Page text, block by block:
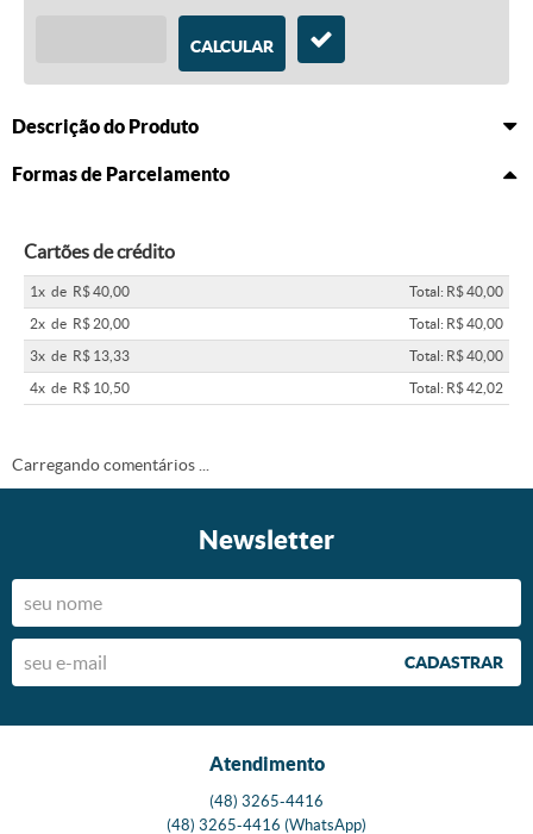
CALCULAR
Descrição do Produto
Formas de Parcelamento
Cartões de crédito
1x de R$ 40,00 Total: R$ 40,00
2x de R$ 20,00 Total: R$ 40,00
3x de R$ 13,33 Total: R$ 40,00
4x de R$ 10,50 Total: R$ 42,02
Carregando comentários ...
Newsletter
CADASTRAR
Atendimento
(48) 3265-4416
(48) 3265-4416 (WhatsApp)